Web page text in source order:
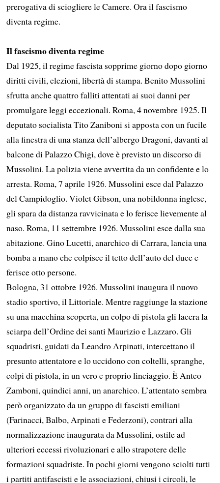
prerogativa di sciogliere le Camere. Ora il fascismo
diventa regime.
Il fascismo diventa regime
Dal 1925, il regime fascista sopprime giorno dopo giorno
diritti civili, elezioni, libertà di stampa. Benito Mussolini
sfrutta anche quattro falliti attentati ai suoi danni per
promulgare leggi eccezionali. Roma, 4 novembre 1925. Il
deputato socialista Tito Zaniboni si apposta con un fucile
alla finestra di una stanza dell’albergo Dragoni, davanti al
balcone di Palazzo Chigi, dove è previsto un discorso di
Mussolini. La polizia viene avvertita da un confidente e lo
arresta. Roma, 7 aprile 1926. Mussolini esce dal Palazzo
del Campidoglio. Violet Gibson, una nobildonna inglese,
gli spara da distanza ravvicinata e lo ferisce lievemente al
naso. Roma, 11 settembre 1926. Mussolini esce dalla sua
abitazione. Gino Lucetti, anarchico di Carrara, lancia una
bomba a mano che colpisce il tetto dell’auto del duce e
ferisce otto persone.
Bologna, 31 ottobre 1926. Mussolini inaugura il nuovo
stadio sportivo, il Littoriale. Mentre raggiunge la stazione
su una macchina scoperta, un colpo di pistola gli lacera la
sciarpa dell’Ordine dei santi Maurizio e Lazzaro. Gli
squadristi, guidati da Leandro Arpinati, intercettano il
presunto attentatore e lo uccidono con coltelli, spranghe,
colpi di pistola, in un vero e proprio linciaggio. È Anteo
Zamboni, quindici anni, un anarchico. L’attentato sembra
però organizzato da un gruppo di fascisti emiliani
(Farinacci, Balbo, Arpinati e Federzoni), contrari alla
normalizzazione inaugurata da Mussolini, ostile ad
ulteriori eccessi rivoluzionari e allo strapotere delle
formazioni squadriste. In pochi giorni vengono sciolti tutti
i partiti antifascisti e le associazioni, chiusi i circoli, le